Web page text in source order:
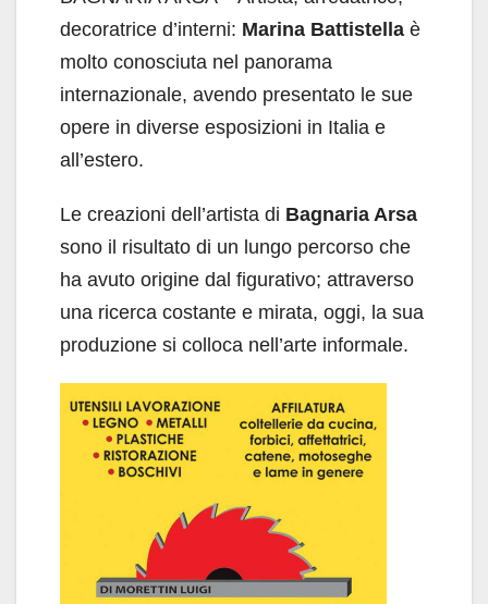
decoratrice d’interni: Marina Battistella è
molto conosciuta nel panorama
internazionale, avendo presentato le sue
opere in diverse esposizioni in Italia e
all’estero.
Le creazioni dell’artista di Bagnaria Arsa
sono il risultato di un lungo percorso che
ha avuto origine dal figurativo; attraverso
una ricerca costante e mirata, oggi, la sua
produzione si colloca nell’arte informale.